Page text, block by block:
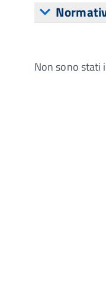
Non sono stati